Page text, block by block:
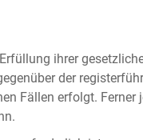
ihrer
der
Fällen erfolgt. Ferner